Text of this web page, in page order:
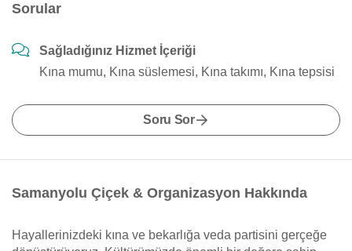
Sorular
Sağladığınız Hizmet İçeriği
Kına mumu, Kına süslemesi, Kına takımı, Kına tepsisi
Soru Sor
Samanyolu Çiçek & Organizasyon Hakkında
Hayallerinizdeki kına ve bekarlığa veda partisini gerçeğe